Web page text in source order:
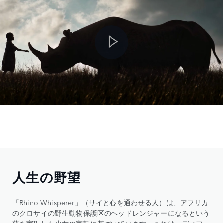
人生の野望
「Rhino Whisperer」（サイと心を通わせる人）は、アフリカ
のクロサイの野生動物保護区のヘッドレンジャーになるという